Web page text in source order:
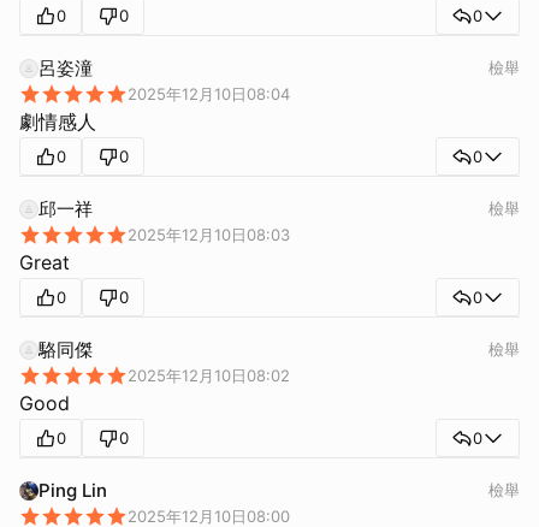
0 0 0
呂姿潼
2025年12月10日08:04
檢舉
劇情感人
0 0 0
邱一祥
2025年12月10日08:03
檢舉
Great
0 0 0
駱同傑
2025年12月10日08:02
檢舉
Good
0 0 0
Ping Lin
2025年12月10日08:00
檢舉